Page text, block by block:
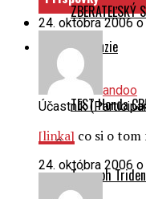
Testy a recenzie
TEST Honda
Triumph
24. októbra 2006
andoo
Účastník
[linka] co si o tom
24. októbra 2006